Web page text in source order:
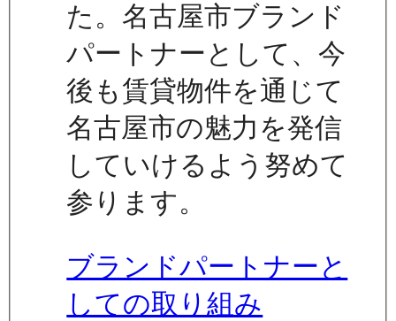
た。名古屋市ブランド
パートナーとして、今
後も賃貸物件を通じて
名古屋市の魅力を発信
していけるよう努めて
参ります。
ブランドパートナーと
しての取り組み